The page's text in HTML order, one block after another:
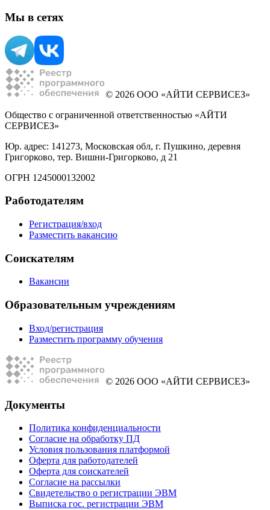
Мы в сетях
© 2026 ООО «АЙТИ СЕРВИСЕЗ»
Общество с ограниченной ответственностью «АЙТИ
СЕРВИСЕЗ»
Юр. адрес: 141273, Московская обл, г. Пушкино, деревня
Григорково, тер. Вишни-Григорково, д 21
ОГРН 1245000132002
Работодателям
Регистрация/вход
Разместить вакансию
Соискателям
Вакансии
Образовательным учреждениям
Вход/регистрация
Разместить программу обучения
© 2026 ООО «АЙТИ СЕРВИСЕЗ»
Документы
Политика конфиденциальности
Согласие на обработку ПД
Условия пользования платформой
Оферта для работодателей
Оферта для соискателей
Согласие на рассылки
Свидетельство о регистрации ЭВМ
Выписка гос. регистрации ЭВМ